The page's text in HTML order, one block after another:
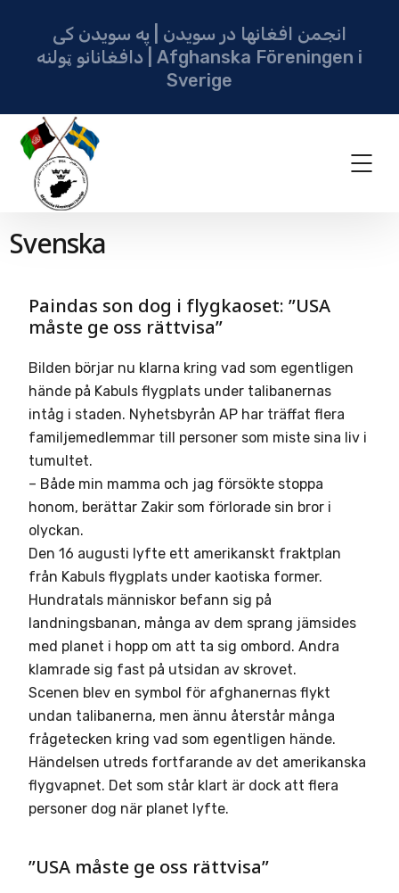
انجمن افغانها در سویدن | په سویدن کی
دافغانانو ټولنه | Afghanska Föreningen i
Sverige
Svenska
Paindas son dog i flygkaoset: ”USA
måste ge oss rättvisa”
Bilden börjar nu klarna kring vad som egentligen
hände på Kabuls flygplats under talibanernas
intåg i staden. Nyhetsbyrån AP har träffat flera
familjemedlemmar till personer som miste sina liv i
tumultet.
– Både min mamma och jag försökte stoppa
honom, berättar Zakir som förlorade sin bror i
olyckan.
Den 16 augusti lyfte ett amerikanskt fraktplan
från Kabuls flygplats under kaotiska former.
Hundratals människor befann sig på
landningsbanan, många av dem sprang jämsides
med planet i hopp om att ta sig ombord. Andra
klamrade sig fast på utsidan av skrovet.
Scenen blev en symbol för afghanernas flykt
undan talibanerna, men ännu återstår många
frågetecken kring vad som egentligen hände.
Händelsen utreds fortfarande av det amerikanska
flygvapnet. Det som står klart är dock att flera
personer dog när planet lyfte.
”USA måste ge oss rättvisa”